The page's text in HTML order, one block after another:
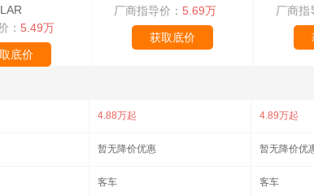
LAR
： 5.49万
底价
厂商指导价： 5.69万
获取底价
厂商指
4.88万起 4.89万起
暂无降价优惠 暂无降价优
客车 客车